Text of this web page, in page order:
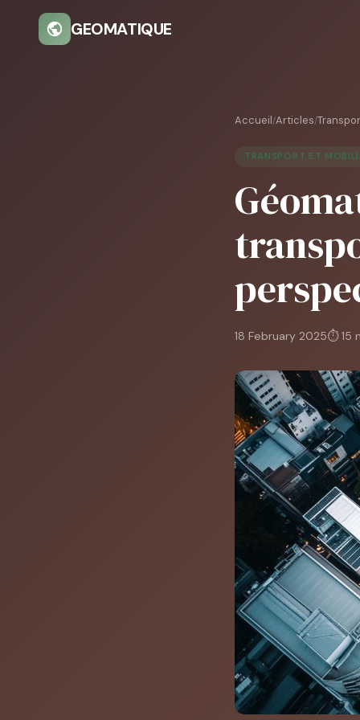
GEOMATIQUE
Accueil/Articles/
TRANSPORT ET
18 February 2025⏱ 15